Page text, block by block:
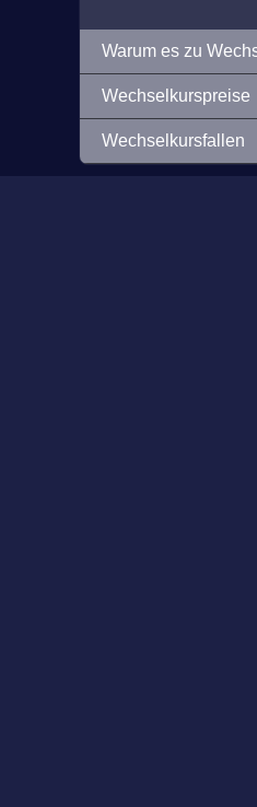
Warum es zu
Wechselkurspreise
Wechselkursfallen